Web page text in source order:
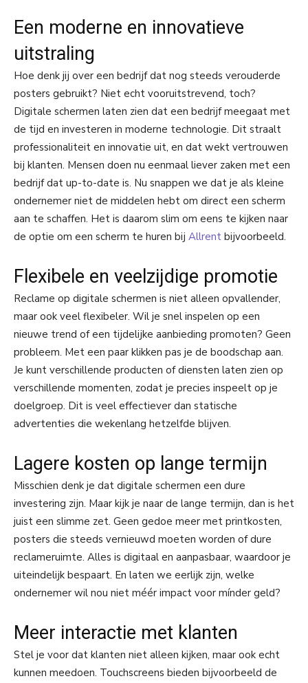
Een moderne en innovatieve
uitstraling
Hoe denk jij over een bedrijf dat nog steeds verouderde
posters gebruikt? Niet echt vooruitstrevend, toch?
Digitale schermen laten zien dat een bedrijf meegaat met
de tijd en investeren in moderne technologie. Dit straalt
professionaliteit en innovatie uit, en dat wekt vertrouwen
bij klanten. Mensen doen nu eenmaal liever zaken met een
bedrijf dat up-to-date is. Nu snappen we dat je als kleine
ondernemer niet de middelen hebt om direct een scherm
aan te schaffen. Het is daarom slim om eens te kijken naar
de optie om een scherm te huren bij Allrent bijvoorbeeld.
Flexibele en veelzijdige promotie
Reclame op digitale schermen is niet alleen opvallender,
maar ook veel flexibeler. Wil je snel inspelen op een
nieuwe trend of een tijdelijke aanbieding promoten? Geen
probleem. Met een paar klikken pas je de boodschap aan.
Je kunt verschillende producten of diensten laten zien op
verschillende momenten, zodat je precies inspeelt op je
doelgroep. Dit is veel effectiever dan statische
advertenties die wekenlang hetzelfde blijven.
Lagere kosten op lange termijn
Misschien denk je dat digitale schermen een dure
investering zijn. Maar kijk je naar de lange termijn, dan is het
juist een slimme zet. Geen gedoe meer met printkosten,
posters die steeds vernieuwd moeten worden of dure
reclameruimte. Alles is digitaal en aanpasbaar, waardoor je
uiteindelijk bespaart. En laten we eerlijk zijn, welke
ondernemer wil nou niet méér impact voor mínder geld?
Meer interactie met klanten
Stel je voor dat klanten niet alleen kijken, maar ook echt
kunnen meedoen. Touchscreens bieden bijvoorbeeld de